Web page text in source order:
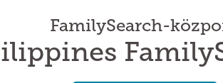
FamilySearch-